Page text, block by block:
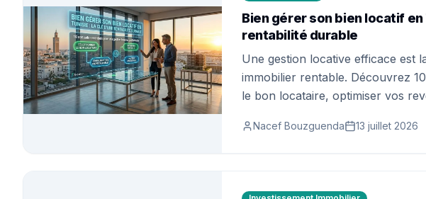
Bien gérer son bien locatif
rentabilité durable
Une gestion locative efficace est
immobilier rentable. Découvrez
le bon locataire, optimiser vos
durablement votre rentabilité.
votre patrimoine et maximiser vos
Nacef Bouzguenda 13 juillet 2026